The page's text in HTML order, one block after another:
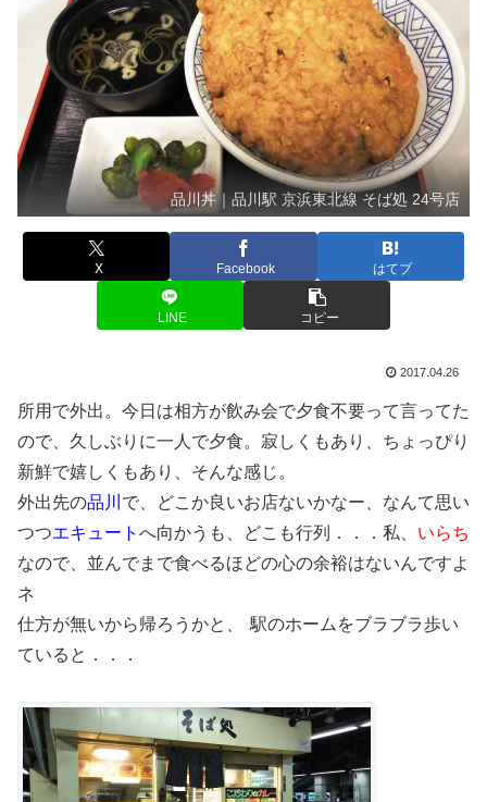
品川丼｜品川駅 京浜東北線 そば処 24号店
X Facebook はてブ
LINE コピー
2017.04.26
所用で外出。今日は相方が飲み会で夕食不要って言ってた
ので、久しぶりに一人で夕食。寂しくもあり、ちょっぴり
新鮮で嬉しくもあり、そんな感じ。
外出先の品川 で、どこか良いお店ないかなー、なんて思い
つつエキュート へ向かうも、どこも行列．．．私、 いらち
なので、並んでまで食べるほどの心の余裕はないんですよ
ネ
仕方が無いから帰ろうかと、
駅のホームをブラブラ歩い
ていると．．．